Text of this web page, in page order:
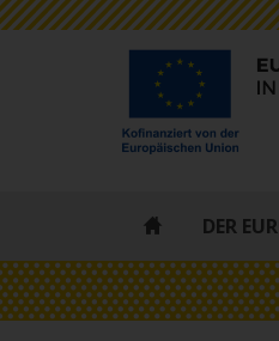
ESF
STARTSEITE
DER